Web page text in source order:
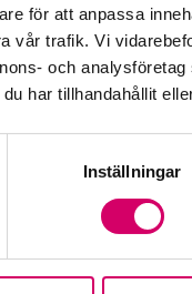
för att anpassa
vår trafik. Vi
och
har tillhandahållit
Inställningar